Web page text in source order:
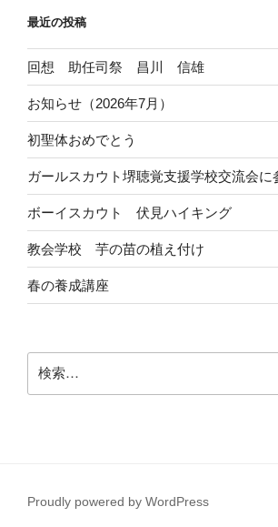
最近の投稿
回想 助任司祭 昌川 信雄
お知らせ（2026年7月）
初聖体おめでとう
ガールスカウト堺聴覚支援学校交流会
ボーイスカウト 伏見ハイキング
教会学校 芋の苗の植え付け
春の養成講座
索:
Proudly powered by WordPress